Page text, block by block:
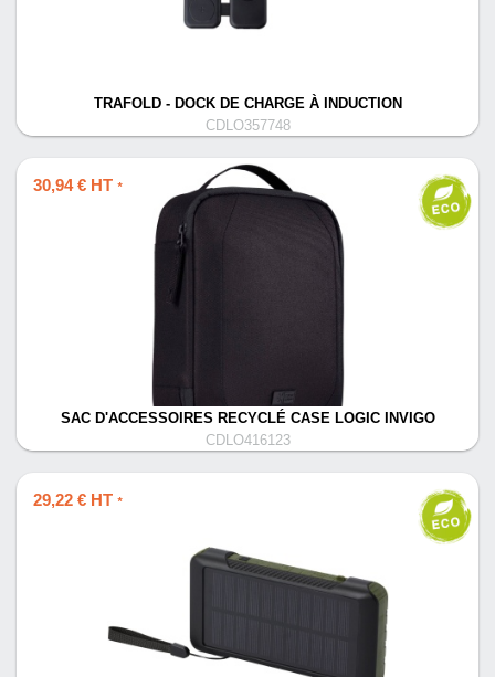
TRAFOLD - DOCK DE CHARGE À INDUCTION
CDLO357748
30,94 € HT *
SAC D'ACCESSOIRES RECYCLÉ CASE LOGIC INVIGO
CDLO416123
29,22 € HT *